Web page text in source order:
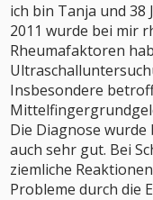
ich bin Tanja und 38
2011 wurde bei mir
Rheumafaktoren
Insbesondere
Die Diagnose
auch sehr gut. Bei
ziemliche
Probleme durch die